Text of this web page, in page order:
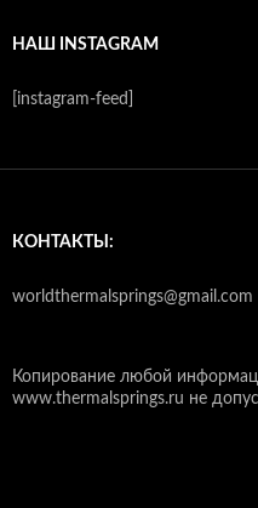
НАШ INSTAGRAM
[instagram-feed]
КОНТАКТЫ:
worldthermalsprings@gmail.com
Копирование любой
www.thermalsprings.ru не